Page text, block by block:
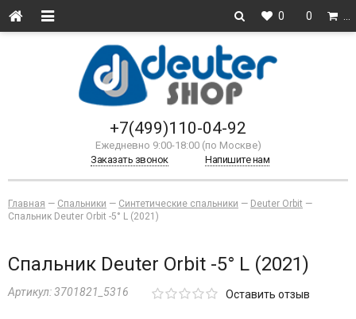
0 0
+7(499)110-04-92
Ежедневно 9:00-18:00 (по Москве)
Заказать звонок
Напишите нам
Главная — Спальники — Синтетические спальники — Deuter Orbit —
Спальник Deuter Orbit -5° L (2021)
Спальник Deuter Orbit -5° L (2021)
Артикул:3701821_5316 Оставить отзыв